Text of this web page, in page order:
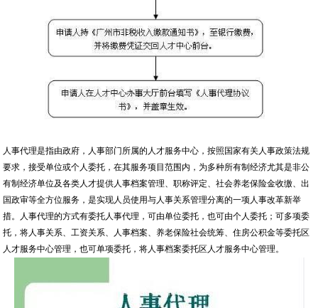
人事代理是指由政府，人事部门所属的人才服务中心，按照国家有关人事政策法规
要求，接受单位或个人委托，在其服务项目范围内，为多种所有制经济尤其是非公
有制经济单位及各类人才提供人事档案管理、职称评定、社会养老保险金收缴、出
国政审等全方位服务，是实现人员使用与人事关系管理分离的一项人事改革新举
措。人事代理的方式有委托人事代理，可由单位委托，也可由个人委托；可多项委
托，将人事关系、工资关系、人事档案、养老保险社会统筹、住房公积金等委托区
人才服务中心管理，也可单项委托，将人事档案委托区人才服务中心管理。